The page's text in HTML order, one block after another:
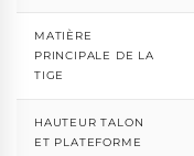
MATIÈRE
PRINCIPALE DE LA
TIGE
HAUTEUR TALON
ET PLATEFORME